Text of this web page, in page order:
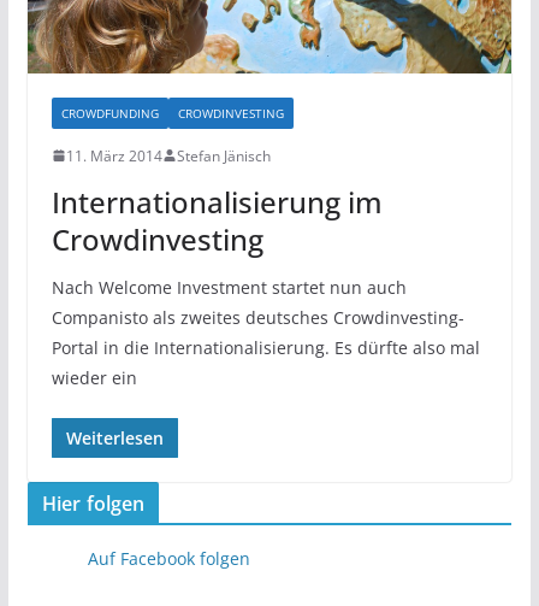
CROWDFUNDING CROWDINVESTING
11. März 2014 Stefan Jänisch
Internationalisierung im
Crowdinvesting
Nach Welcome Investment startet nun auch
Companisto als zweites deutsches Crowdinvesting-
Portal in die Internationalisierung. Es dürfte also mal
wieder ein
Weiterlesen
Hier folgen
Auf Facebook folgen